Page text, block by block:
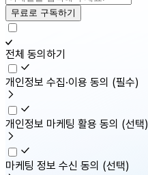
무료로 구독하기
전체 동의하기
개인정보 수집·이용 동의 (필수)
개인정보 마케팅 활용 동의 (선택)
마케팅 정보 수신 동의 (선택)